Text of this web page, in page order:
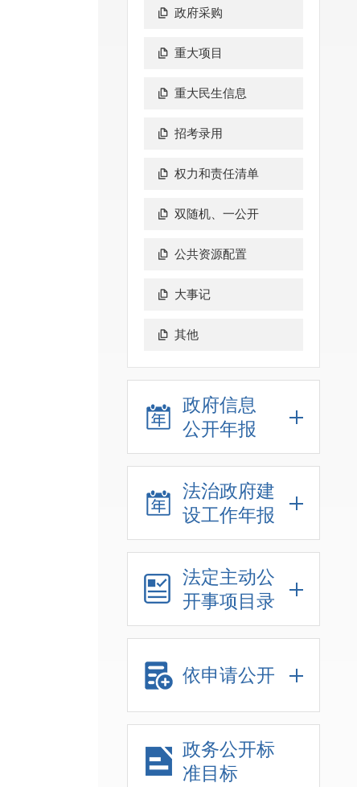
政府采购
重大项目
重大民生信息
招考录用
权力和责任清单
双随机、一公开
公共资源配置
大事记
其他
政府信息
公开年报
法治政府建
设工作年报
法定主动公
开事项目录
依申请公开
政务公开标
准目标